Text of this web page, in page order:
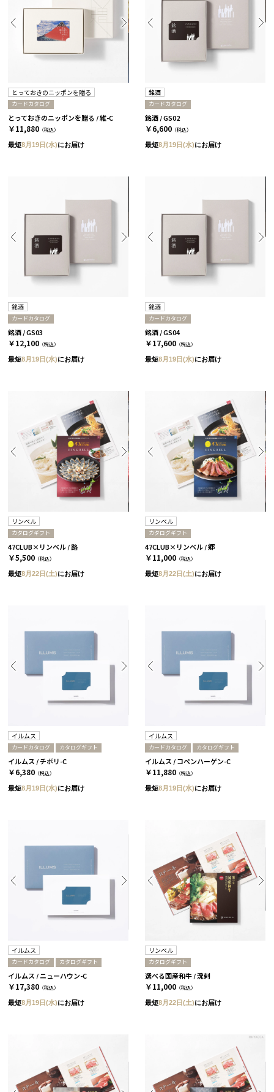
とっておきのニッポンを贈る
カードカタログ
とっておきのニッポンを贈る / 維-C
￥11,880 （税込）
最短8月19日(水)にお届け
銘酒
カードカタログ
銘酒 / GS02
￥6,600 （税込）
最短8月19日(水)にお届け
銘酒
カードカタログ
銘酒 / GS03
￥12,100 （税込）
最短8月19日(水)にお届け
銘酒
カードカタログ
銘酒 / GS04
￥17,600 （税込）
最短8月19日(水)にお届け
リンベル
カタログギフト
47CLUB×リンベル / 路
￥5,500 （税込）
最短8月22日(土)にお届け
リンベル
カタログギフト
47CLUB×リンベル / 郷
￥11,000 （税込）
最短8月22日(土)にお届け
イルムス
カードカタログ カタログギフト
イルムス / チボリ-C
￥6,380 （税込）
最短8月19日(水)にお届け
イルムス
カードカタログ カタログギフト
イルムス / コペンハーゲン-C
￥11,880 （税込）
最短8月19日(水)にお届け
イルムス
カードカタログ カタログギフト
イルムス / ニューハウン-C
￥17,380 （税込）
最短8月19日(水)にお届け
リンベル
カタログギフト
選べる国産和牛 / 溌剌
￥11,000 （税込）
最短8月22日(土)にお届け